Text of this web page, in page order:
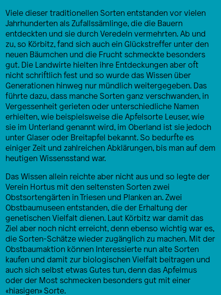
Viele dieser traditionellen Sorten entstanden vor vielen
Jahrhunderten als Zufallssämlinge, die die Bauern
entdeckten und sie durch Veredeln vermehrten. Ab und
zu, so Körbitz, fand sich auch ein Glückstreffer unter den
neuen Bäumchen und die Frucht schmeckte besonders
gut. Die Landwirte hielten ihre Entdeckungen aber oft
nicht schriftlich fest und so wurde das Wissen über
Generationen hinweg nur mündlich weitergegeben. Das
führte dazu, dass manche Sorten ganz verschwanden, in
Vergessenheit gerieten oder unterschiedliche Namen
erhielten, wie beispielsweise die Apfelsorte Leuser, wie
sie im Unterland genannt wird, im Oberland ist sie jedoch
unter Glaser oder Breitapfel bekannt. So bedurfte es
einiger Zeit und zahlreichen Abklärungen, bis man auf dem
heutigen Wissensstand war.
Das Wissen allein reichte aber nicht aus und so legte der
Verein Hortus mit den seltensten Sorten zwei
Obstsortengärten in Triesen und Planken an. Zwei
Obstbaumuseen entstanden, die der Erhaltung der
genetischen Vielfalt dienen. Laut Körbitz war damit das
Ziel aber noch nicht erreicht, denn ebenso wichtig war es,
die Sorten-Schätze wieder zugänglich zu machen. Mit der
Obstbaumaktion können Interessierte nun alte Sorten
kaufen und damit zur biologischen Vielfalt beitragen und
auch sich selbst etwas Gutes tun, denn das Apfelmus
oder der Most schmecken besonders gut mit einer
«hiasigen» Sorte.